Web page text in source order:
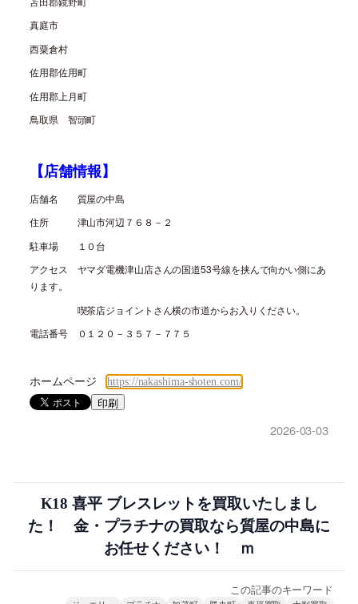
真庭市
西粟倉村
佐用郡佐用町
佐用郡上月町
鳥取県 智頭町
【店舗情報】
店舗名 質屋の中島
住所 津山市河辺７６８－２
駐車場 １０台
アクセス ヤマダ電機津山店さんの国道53号線を挟んで向かい側にあ
ります。
喫茶店ジョイントさん横の市道からお入りください。
電話番号 ０１２０－３５７－７７５
ホームページhttps://nakashima-shoten.com/
印刷
2026-03-03
K18 喜平 ブレスレットを買取いたしまし
た！ 金・プラチナの買取なら質屋の中島に
お任せください！ ｍ
この記事のキーワード